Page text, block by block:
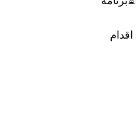
متقاضیان محترم می توانند، جهت ثبت نام در هر آزمون طبق برنامه زمان بندی آن از طریق سایت به نشانی http://azmoon.iaeh.ir اقدام